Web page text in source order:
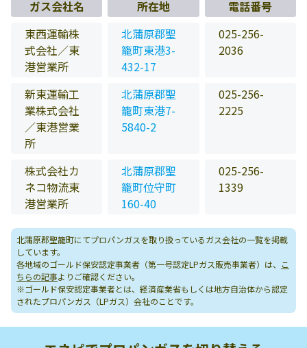
ガス会社名 所在地
電話番号
東西運輸株
式会社／東
港営業所
北蒲原郡聖
籠町東港3-
432-17
025-256-
2036
新東運輸工
業株式会社
／東港営業
所
北蒲原郡聖
籠町東港7-
5840-2
025-256-
2225
株式会社カ
ネコ物流東
港営業所
北蒲原郡聖
籠町位守町
160-40
025-256-
1339
北蒲原郡聖籠町にてプロパンガスを取り扱っているガス会社の一覧を掲載
しています。
各地域のゴールド保安認定事業者（第一号認定LPガス販売事業者）は、
こ
ちらの記事よりご確認ください。
※ゴールド保安認定事業者とは、経済産業省もしくは地方自治体から認定
されたプロパンガス（LPガス）会社のことです。